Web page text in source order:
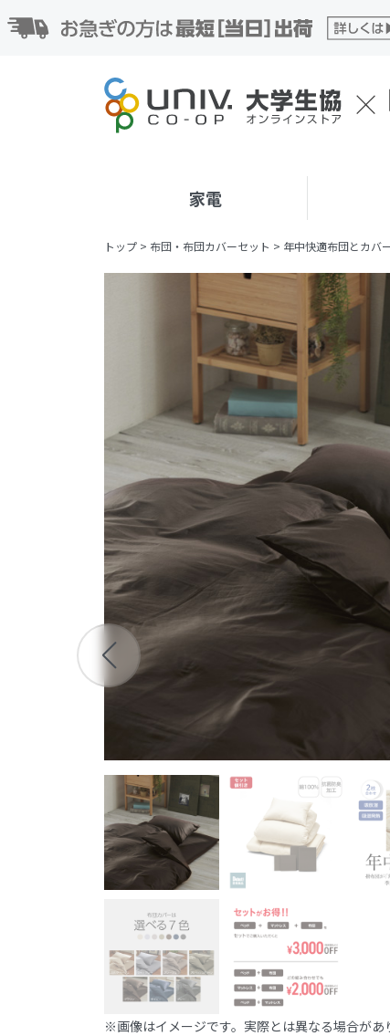
家電
トップ > 布団・布団カバーセット > 年中快適布団とカバ
※画像はイメージです。実際とは異なる場合があ